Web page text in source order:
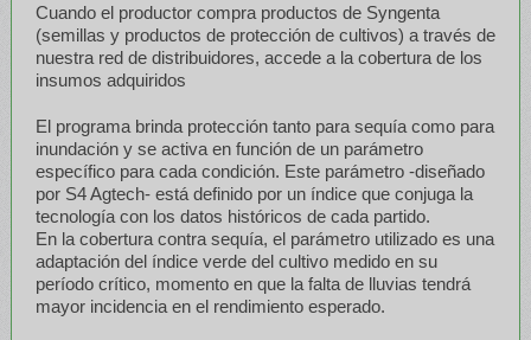
Cuando el productor compra productos de Syngenta
(semillas y productos de protección de cultivos) a través de
nuestra red de distribuidores, accede a la cobertura de los
insumos adquiridos
El programa brinda protección tanto para sequía como para
inundación y se activa en función de un parámetro
específico para cada condición. Este parámetro -diseñado
por S4 Agtech- está definido por un índice que conjuga la
tecnología con los datos históricos de cada partido.
En la cobertura contra sequía, el parámetro utilizado es una
adaptación del índice verde del cultivo medido en su
período crítico, momento en que la falta de lluvias tendrá
mayor incidencia en el rendimiento esperado.